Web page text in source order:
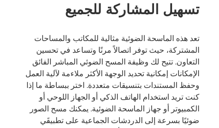
تسهيل المشاركة للجميع
تعد هذه الماسحة الضوئية مثالية للمكاتب والمساحات
المشتركة، حيث توفر اتصالاً مرنًا وتساعد في تحسين
التعاون. تتيح لك وظيفة المسح الضوئي المباشر الفائق
الإمكانات إمكانية تحديد الوجهة الأكثر ملاءمة لآلية العمل
وحفظ المستندات بتنسيقات متعددة. اختر ببساطة ما إذا
كنت تريد استخدام الهاتف الذكي أو الجهاز اللوحي أو
الكمبيوتر أو جهاز الماسحة الضوئية. يمكنك مسح الصور
ضوئيًا بسرعة إلى الدردشات الجماعية على تطبيقَي